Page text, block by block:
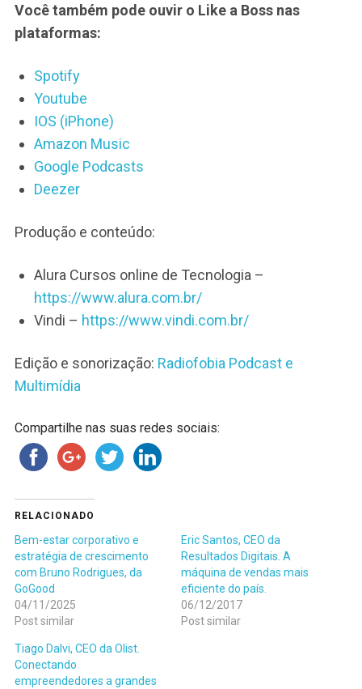
Você também pode ouvir o Like a Boss nas
plataformas:
Spotify
Youtube
IOS (iPhone)
Amazon Music
Google Podcasts
Deezer
Produção e conteúdo:
Alura Cursos online de Tecnologia –
https://www.alura.com.br/
Vindi – https://www.vindi.com.br/
Edição e sonorização: Radiofobia Podcast e
Multimídia
Compartilhe nas suas redes sociais:
RELACIONADO
Bem-estar corporativo e
estratégia de crescimento
com Bruno Rodrigues, da
GoGood
04/11/2025
Post similar
Eric Santos, CEO da
Resultados Digitais. A
máquina de vendas mais
eficiente do país.
06/12/2017
Post similar
Tiago Dalvi, CEO da Olist.
Conectando
empreendedores a grandes